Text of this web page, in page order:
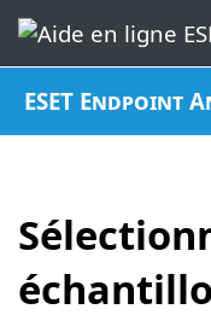
ESET Endpoint